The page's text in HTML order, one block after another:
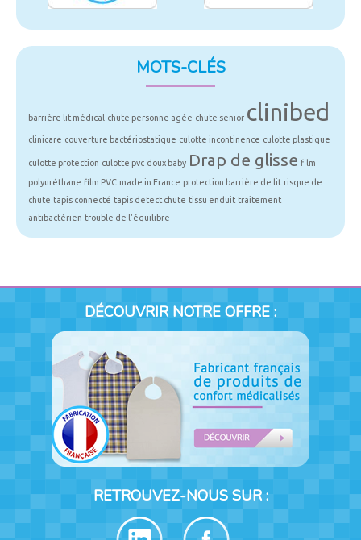
MOTS-CLÉS
barrière lit médical chute personne agée chute senior clinibed
clinicare couverture bactériostatique culotte incontinence culotte plastique
culotte protection culotte pvc doux baby Drap de glisse film
polyuréthane film PVC made in France protection barrière de lit risque de
chute tapis connecté tapis detect chute tissu enduit traitement
antibactérien trouble de l'équilibre
DÉCOUVRIR NOTRE OFFRE :
RETROUVEZ-NOUS SUR :